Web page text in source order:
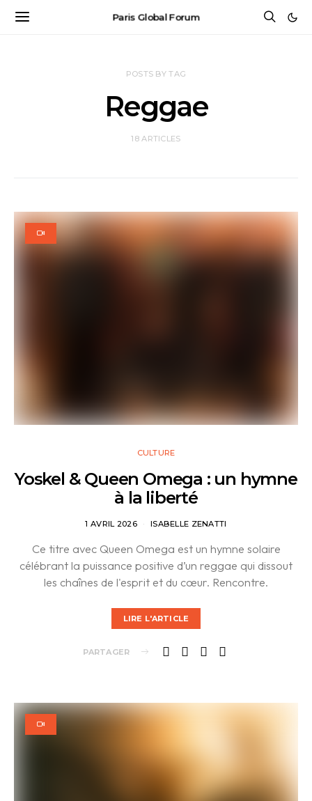
Paris Global Forum
POSTS BY TAG
Reggae
18 ARTICLES
CULTURE
Yoskel & Queen Omega : un hymne
à la liberté
1 AVRIL 2026 ISABELLE ZENATTI
Ce titre avec Queen Omega est un hymne solaire
célébrant la puissance positive d’un reggae qui dissout
les chaînes de l'esprit et du cœur. Rencontre.
LIRE L'ARTICLE
PARTAGER